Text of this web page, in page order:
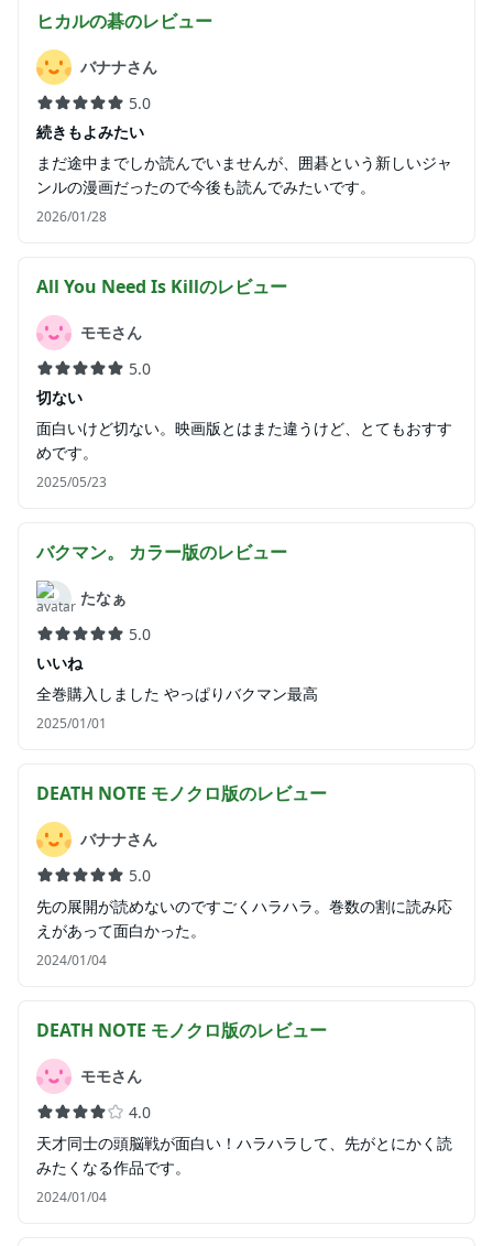
ヒカルの碁のレビュー
バナナさん
5.0
続きもよみたい
まだ途中までしか読んでいませんが、囲碁という新しいジャ
ンルの漫画だったので今後も読んでみたいです。
2026/01/28
All You Need Is Killのレビュー
モモさん
5.0
切ない
面白いけど切ない。映画版とはまた違うけど、とてもおすす
めです。
2025/05/23
バクマン。 カラー版のレビュー
たなぁ
5.0
いいね
全巻購入しました やっぱりバクマン最高
2025/01/01
DEATH NOTE モノクロ版のレビュー
バナナさん
5.0
先の展開が読めないのですごくハラハラ。巻数の割に読み応
えがあって面白かった。
2024/01/04
DEATH NOTE モノクロ版のレビュー
モモさん
4.0
天才同士の頭脳戦が面白い！ハラハラして、先がとにかく読
みたくなる作品です。
2024/01/04